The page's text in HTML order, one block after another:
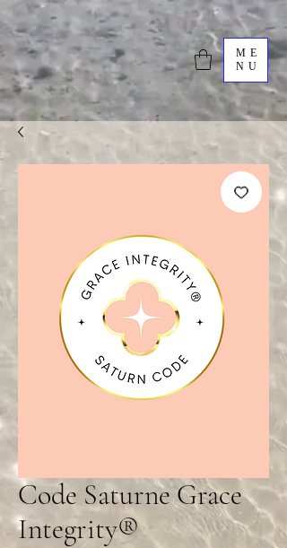
ME
NU
Code Saturne Grace
Integrity®